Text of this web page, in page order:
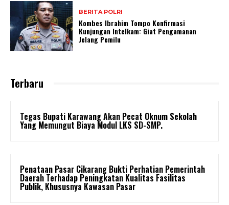
BERITA POLRI
Kombes Ibrahim Tompo Konfirmasi
Kunjungan Intelkam: Giat Pengamanan
Jelang Pemilu
Terbaru
Tegas Bupati Karawang Akan Pecat Oknum Sekolah
Yang Memungut Biaya Modul LKS SD-SMP.
Penataan Pasar Cikarang Bukti Perhatian Pemerintah
Daerah Terhadap Peningkatan Kualitas Fasilitas
Publik, Khususnya Kawasan Pasar